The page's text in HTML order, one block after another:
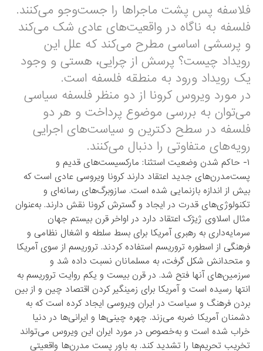
فلاسفه پس پشت ماجراها را جست‌وجو می‌کنند.
فلسفه به ناگاه در واقعیت‌های عادی شک می‌کند
و پرسشی اساسی مطرح می‌کند که علل این
رویداد چیست؟ پرسش از چرایی، هستی و وجود
یک رویداد ورود به منطقه فلسفه است.
در مورد ویروس کرونا از دو منظر فلسفه سیاسی
می‌توان به بررسی موضوع پرداخت و هر دو
فلسفه در سطح دکترین و سیاست‌های اجرایی
رویه‌های متفاوتی را دنبال می‌کنند.
۱- حاکم شدن وضعیت استثنا: مارکسیست‌های قدیم و
پست‌مدرن‌های جدید اعتقاد دارند کرونا ویروسی عادی است که
بیش از اندازه بازنمایی شده است. سازوبرگ‌های رسانه‌ای و
تکنولوژی‌های قدرت در ایجاد و گسترش کرونا نقش دارند. به‌عنوان
مثال اسلاوی ژیژک اعتقاد دارد در اواخر قرن بیستم جهان
سرمایه‌داری به رهبری آمریکا برای بسط سلطه و اشغال نظامی و
فرهنگی از اسطوره تروریسم استفاده کردند. تروریسم از سوی آمریکا
و متحدانش شکل گرفت، به مسلمانان نسبت داده شد و
سرزمین‌های آنها فتح شد. در قرن بیست و یکم روایت تروریسم به
انتها رسیده است و آمریکا برای زمینگیر کردن اقتصاد چین و از بین
بردن فرهنگ و سیاست در ایران ویروسی ایجاد کرده است که به
دشمنان آمریکا ضربه می‌زند. چهره چینی‌ها و ایرانی‌ها در دنیا
خراب شده است و به‌خصوص در مورد ایران این ویروس می‌تواند
تخریب تحریم‌ها را تشدید کند. به باور پست مدرن‌ها واقعیتی